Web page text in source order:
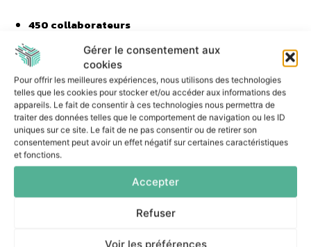
Gérer le consentement aux
cookies
Pour offrir les meilleures expériences, nous utilisons des technologies
telles que les cookies pour stocker et/ou accéder aux informations des
appareils. Le fait de consentir à ces technologies nous permettra de
traiter des données telles que le comportement de navigation ou les ID
uniques sur ce site. Le fait de ne pas consentir ou de retirer son
consentement peut avoir un effet négatif sur certaines caractéristiques
et fonctions.
Accepter
Refuser
Voir les préférences
450 collaborateurs
6 agences réparties sur le territoire
Une forte croissance et une expertise multisectorielle
À l’international, delaware représente un réseau de plus
de5 000 experts présents dans plus de 20 pays,
accompagnant plus de1 200 clientsdans leur
transformation.
« L’industrie n’a plus besoin d’une transformation digitale
de plus. Elle a besoin d’une transformation utile, pilotée
industriels à transformer cette technologie en résultats